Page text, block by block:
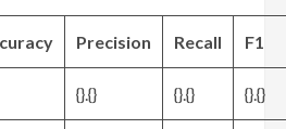
Precision Recall F1
{}.{} {}.{} {}.{}